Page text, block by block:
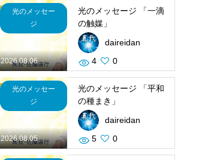
2026.08.06
光のメッセー
ジ
光のメッセージ 「一滴
の触媒」
daireidan
4
0
2026.08.05
光のメッセー
ジ
光のメッセージ 「平和
の種まき」
daireidan
5
0